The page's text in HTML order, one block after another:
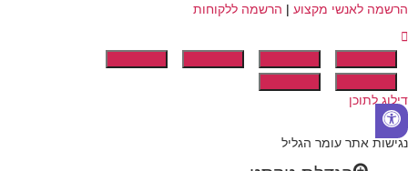
הרשמה לאנשי מקצוע | הרשמה ללקוחות
דילוג לתוכן
פתח
סרגל
נגישות אתר עומר הגליל